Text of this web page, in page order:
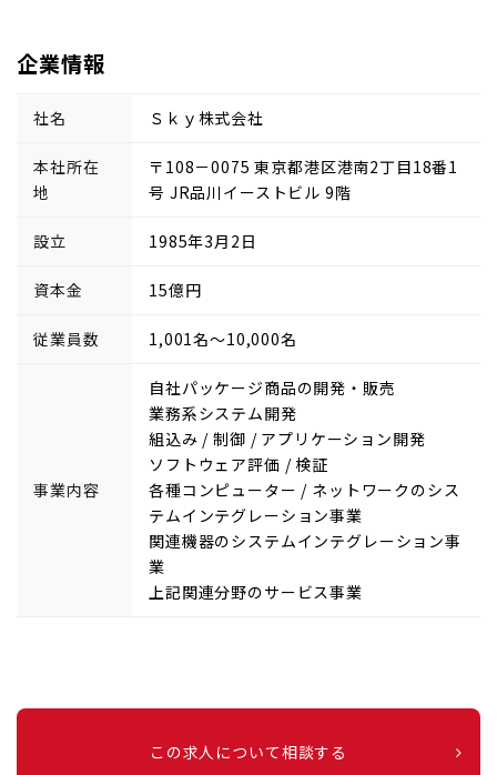
企業情報
社名 Ｓｋｙ株式会社
本社所在
地
〒108－0075 東京都港区港南2丁目18番1
号 JR品川イーストビル 9階
設立 1985年3月2日
資本金 15億円
従業員数 1,001名～10,000名
事業内容
自社パッケージ商品の開発・販売
業務系システム開発
組込み / 制御 / アプリケーション開発
ソフトウェア評価 / 検証
各種コンピューター / ネットワークのシス
テムインテグレーション事業
関連機器のシステムインテグレーション事
業
上記関連分野のサービス事業
この求人について相談する